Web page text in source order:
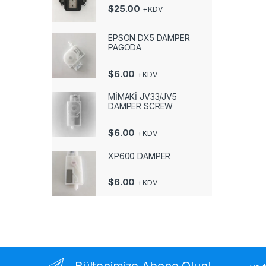
$25.00 +KDV
EPSON DX5 DAMPER
PAGODA
$6.00 +KDV
MİMAKİ JV33/JV5
DAMPER SCREW
$6.00 +KDV
XP600 DAMPER
$6.00 +KDV